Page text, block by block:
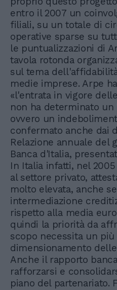
entro il 2007 un
filiali, su un totale di
operative sparse su
le puntualizzazioni di
tavola rotonda
sul tema
medie imprese. Arpe
«l'entrata in vigore
non ha determinato
ovvero un
confermato anche dai
Relazione annuale del
Banca d'Italia,
In Italia infatti, nel
al settore privato,
molto elevata, anche
intermediazione
rispetto alla media
quindi la priorità da
scopo necessita un più
dimensionamento
Anche il rapporto
rafforzarsi e
piano del partenariato.